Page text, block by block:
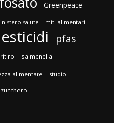
Greenpeace
salute miti alimentari
pfas
ritiro salmonella
alimentare studio
zucchero